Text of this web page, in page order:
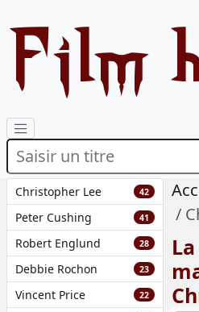
Film
Christopher Lee 42
Peter Cushing 41
Robert Englund 28
Debbie Rochon 23
Vincent Price 22